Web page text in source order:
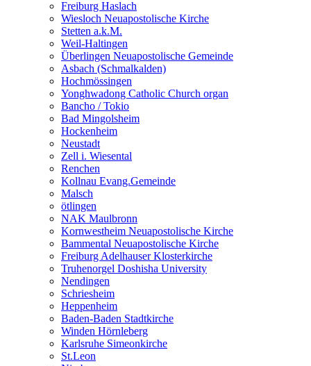
Freiburg Haslach
Wiesloch Neuapostolische Kirche
Stetten a.k.M.
Weil-Haltingen
Überlingen Neuapostolische Gemeinde
Asbach (Schmalkalden)
Hochmössingen
Yonghwadong Catholic Church organ
Bancho / Tokio
Bad Mingolsheim
Hockenheim
Neustadt
Zell i. Wiesental
Renchen
Kollnau Evang.Gemeinde
Malsch
ötlingen
NAK Maulbronn
Kornwestheim Neuapostolische Kirche
Bammental Neuapostolische Kirche
Freiburg Adelhauser Klosterkirche
Truhenorgel Doshisha University
Nendingen
Schriesheim
Heppenheim
Baden-Baden Stadtkirche
Winden Hörnleberg
Karlsruhe Simeonkirche
St.Leon